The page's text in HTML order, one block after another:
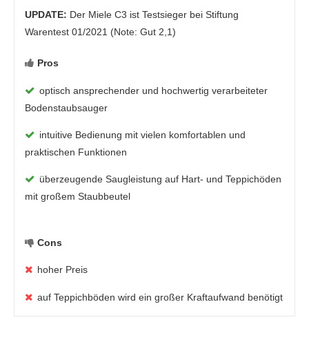
UPDATE: Der Miele C3 ist Testsieger bei Stiftung
Warentest 01/2021 (Note: Gut 2,1)
Pros
optisch ansprechender und hochwertig verarbeiteter
Bodenstaubsauger
intuitive Bedienung mit vielen komfortablen und
praktischen Funktionen
überzeugende Saugleistung auf Hart- und Teppichöden
mit großem Staubbeutel
Cons
hoher Preis
auf Teppichböden wird ein großer Kraftaufwand benötigt